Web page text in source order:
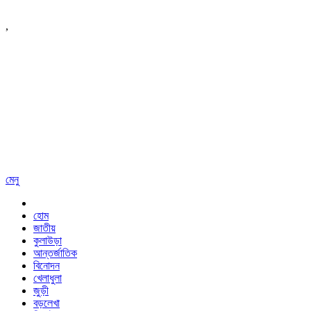
,
মেনু
হোম
জাতীয়
কুলাউড়া
আন্তর্জাতিক
বিনোদন
খেলাধুলা
জুড়ী
বড়লেখা